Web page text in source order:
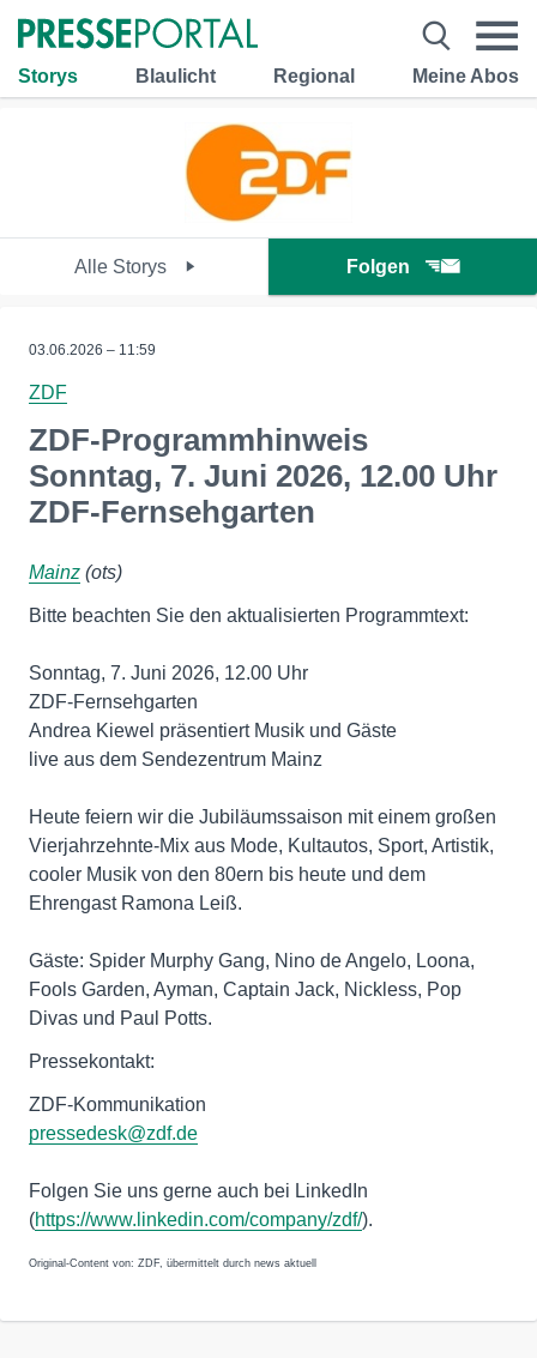
Storys Blaulicht Regional Meine Abos
Alle Storys Folgen
03.06.2026 – 11:59
ZDF
ZDF-Programmhinweis
Sonntag, 7. Juni 2026, 12.00 Uhr
ZDF-Fernsehgarten
Mainz (ots)
Bitte beachten Sie den aktualisierten Programmtext:
Sonntag, 7. Juni 2026, 12.00 Uhr
ZDF-Fernsehgarten
Andrea Kiewel präsentiert Musik und Gäste
live aus dem Sendezentrum Mainz
Heute feiern wir die Jubiläumssaison mit einem großen
Vierjahrzehnte-Mix aus Mode, Kultautos, Sport, Artistik,
cooler Musik von den 80ern bis heute und dem
Ehrengast Ramona Leiß.
Gäste: Spider Murphy Gang, Nino de Angelo, Loona,
Fools Garden, Ayman, Captain Jack, Nickless, Pop
Pressekontakt:
ZDF-Kommunikation
pressedesk@zdf.de
Folgen Sie uns gerne auch bei LinkedIn
(https://www.linkedin.com/company/zdf/).
Original-Content von: ZDF, übermittelt durch news aktuell